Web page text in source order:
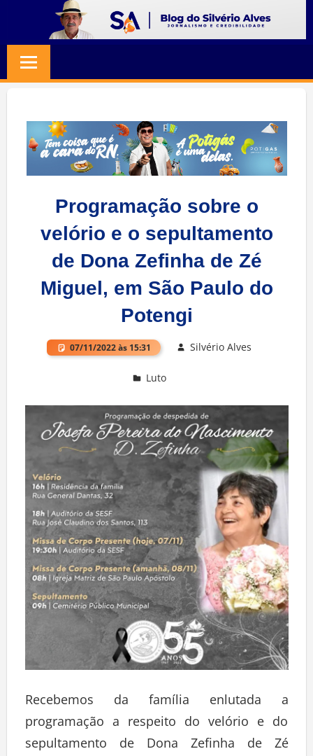
content
SILVERIO
ALVES
Jornalismo
Credibilidade
Programação sobre o
velório e o sepultamento
de Dona Zefinha de Zé
Miguel, em São Paulo do
Potengi
07/11/2022 às 15:31 Silvério Alves
Luto
Recebemos da família enlutada a
programação a respeito do velório e do
sepultamento de Dona Zefinha de Zé